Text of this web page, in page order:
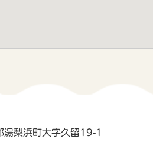
梨浜町大字久留19-1